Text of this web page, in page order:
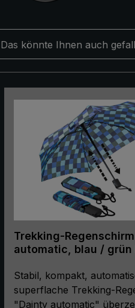
Das könnte Ihnen auch
Trekking-
automatic, blau / grün
Stabil, kompakt,
superflache Trekking-
"Dainty automatic"